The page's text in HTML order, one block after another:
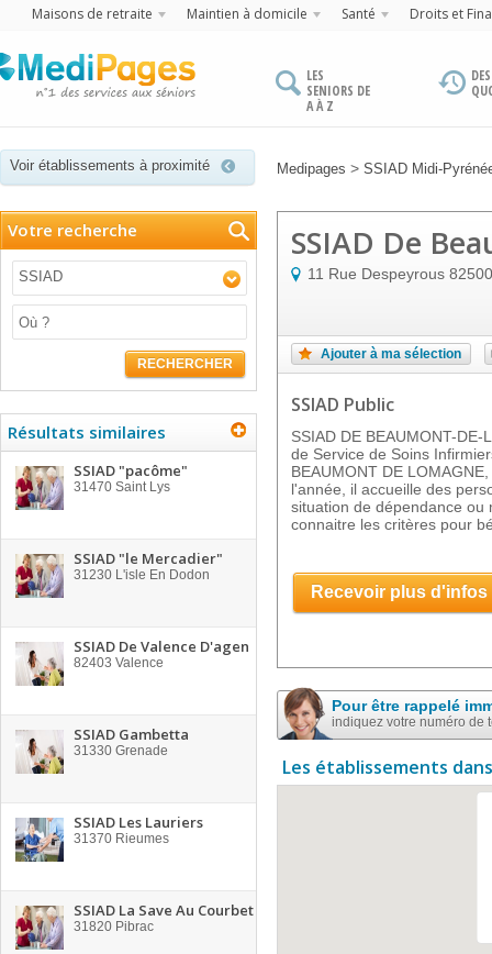
Maisons de retraite Maintien à domicile Santé Droits et
LES
SENIORS DE
A À Z
Voir établissements à proximité Medipages > SSIAD Midi-
Votre recherche
SSIAD
RECHERCHER
Résultats similaires
SSIAD "pacôme"
31470 Saint Lys
SSIAD "le Mercadier"
31230 L'isle En Dodon
SSIAD De Valence D'agen
82403 Valence
SSIAD Gambetta
31330 Grenade
SSIAD Les Lauriers
31370 Rieumes
SSIAD La Save Au Courbet
31820 Pibrac
SSIAD De
11 Rue Despeyrous 82500
Ajouter à ma sélection
SSIAD Public
SSIAD DE BEAUMONT-
de Service de Soins
BEAUMONT DE
l'année, il accueille des
situation de dépendance ou
connaitre les critères pour
Recevoir plus d'infos
Pour être rappelé
indiquez votre numéro de
Les établissements